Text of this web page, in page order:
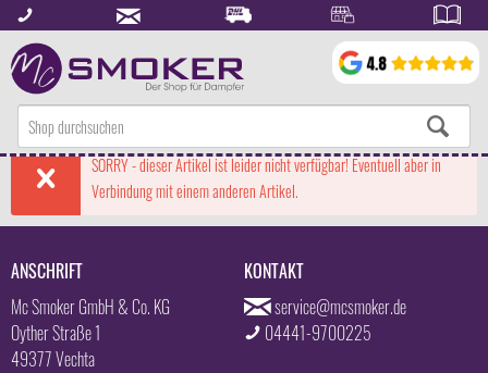
SORRY - dieser Artikel ist leider nicht verfügbar! Eventuell aber in
Verbindung mit einem anderen Artikel.
ANSCHRIFT
Mc Smoker GmbH & Co. KG
Oyther Straße 1
49377 Vechta
KONTAKT
service@mcsmoker.de
04441-9700225